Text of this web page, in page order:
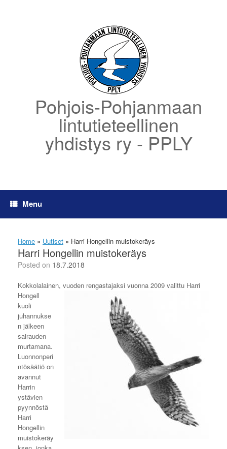
Pohjois-Pohjanmaan
lintutieteellinen
yhdistys ry - PPLY
Menu
Home » Uutiset » Harri Hongellin muistokeräys
Harri Hongellin muistokeräys
Posted on 18.7.2018
Kokkolalainen, vuoden rengastajaksi vuonna 2009 valittu Harri
Hongell
kuoli
juhannukse
n jälkeen
sairauden
murtamana.
Luonnonperi
ntösäätiö on
avannut
Harrin
ystävien
pyynnöstä
Harri
Hongellin
muistokeräy